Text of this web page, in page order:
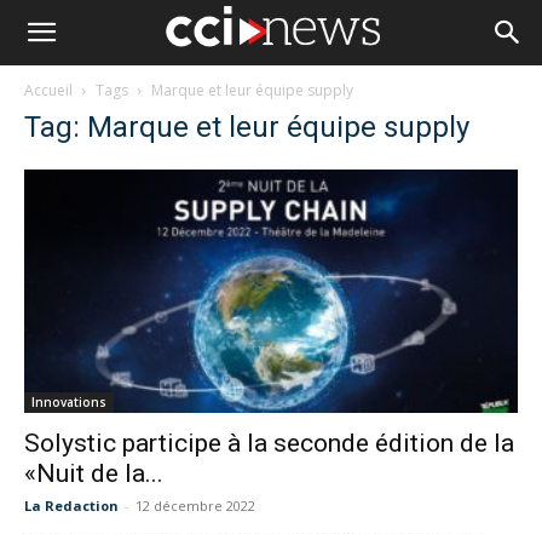
Accueil Tags Marque et leur équipe supply
Tag: Marque et leur équipe supply
Innovations
Solystic participe à la seconde édition de la
«Nuit de la...
La Redaction - 12 décembre 2022